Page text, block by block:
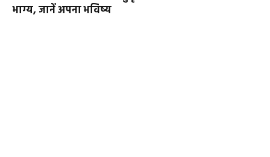
भाग्य, जानें अपना भविष्य